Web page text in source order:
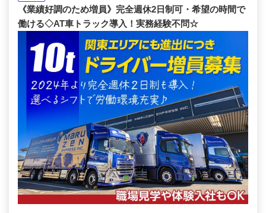
《業績好調のため増員》完全週休2日制可・希望の時間で
働ける◇AT車トラック導入！実務経験不問☆